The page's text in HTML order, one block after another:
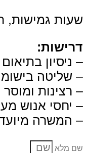
גמישות,
בתיאום
שליטה בישומי
רצינות ומוסר
יחסי אנוש
המשרה מיועדת
מלא